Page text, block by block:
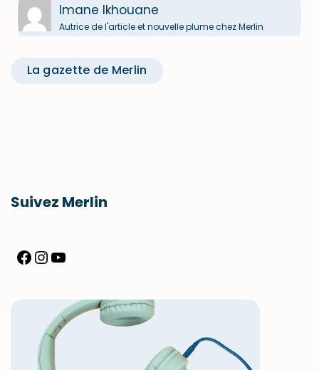
Imane Ikhouane
Autrice de l'article et nouvelle plume chez Merlin
La gazette de Merlin
Suivez Merlin